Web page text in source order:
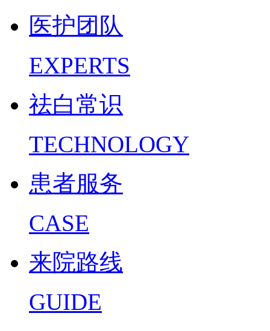
医护团队
EXPERTS
祛白常识
TECHNOLOGY
患者服务
CASE
来院路线
GUIDE